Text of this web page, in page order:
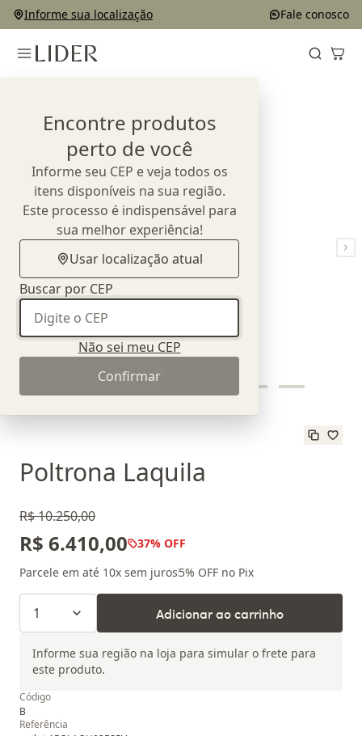
Informe sua localização Fale conosco
Encontre produtos
perto de você
Informe seu CEP e veja todos os
itens disponíveis na sua região.
Este processo é indispensável para
sua melhor experiência!
Usar localização atual
Buscar por CEP
Não sei meu CEP
Confirmar
Poltrona Laquila
R$ 10.250,00
R$ 6.410,00 37% OFF
Parcele em até 10x sem juros5% OFF no Pix
1 Adicionar ao carrinho
Informe sua região na loja para simular o frete para
este produto.
Código
B
Referência